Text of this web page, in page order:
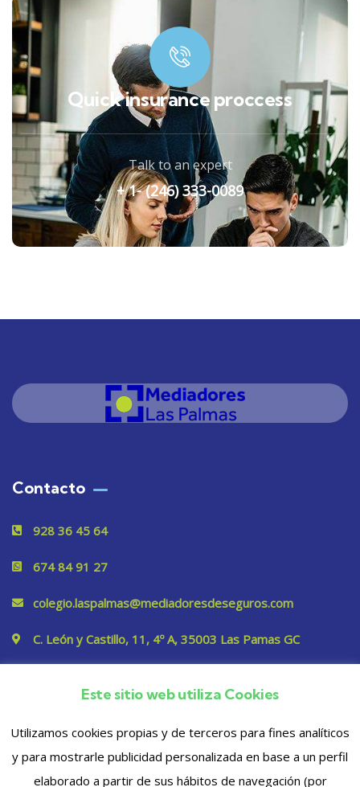
Quick insurance proccess
Talk to an expert
+ 1- (246) 333-0089
Contacto
928 36 45 64
674 84 91 27
colegio.laspalmas@mediadoresdeseguros.com
C. León y Castillo, 11, 4º A, 35003 Las Pamas GC
PrivacidadEste sitio web utiliza Cookies
Utilizamos cookies propias y de terceros para fines analíticos
y para mostrarle publicidad personalizada en base a un perfil
elaborado a partir de sus hábitos de navegación (por